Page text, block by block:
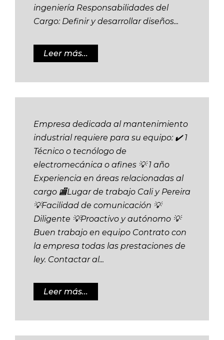
ingeniería Responsabilidades del
Cargo: Definir y desarrollar diseños...
Leer más...
Empresa dedicada al mantenimiento
industrial requiere para su equipo: ✔️ 1
Técnico o tecnólogo de
electromecánica o afines 💡 1 año
Experiencia en áreas relacionadas al
cargo 🏬Lugar de trabajo Cali y Pereira
💡Facilidad de comunicación 💡
Diligente 💡Proactivo y autónomo 💡
Buen trabajo en equipo Contrato con
la empresa todas las prestaciones de
ley. Contactar al...
Leer más...